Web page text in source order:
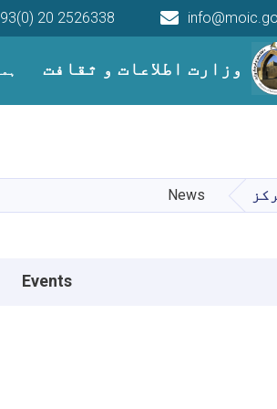
وزارت اطلاعات و ثقافت
20 2526338
Main
News
Events